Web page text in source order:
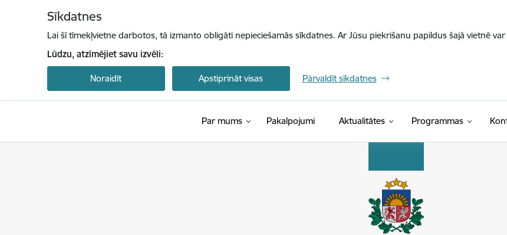
Sīkdatnes
Lai šī tīmekļvietne darbotos, tā izmanto obligāti nepieciešamās sīkdatnes. Ar Jūsu piekrišanu papildus šajā vietnē
Lūdzu, atzīmējiet savu izvēli:
Noraidīt Apstiprināt visas Pārvaldīt sīkdatnes
Par mums Pakalpojumi Aktualitātes Programmas